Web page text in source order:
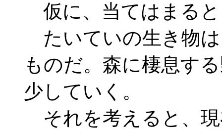
仮に、当てはまる
たいていの生き物は
ものだ。森に棲息す
少していく。
それを考えると、現